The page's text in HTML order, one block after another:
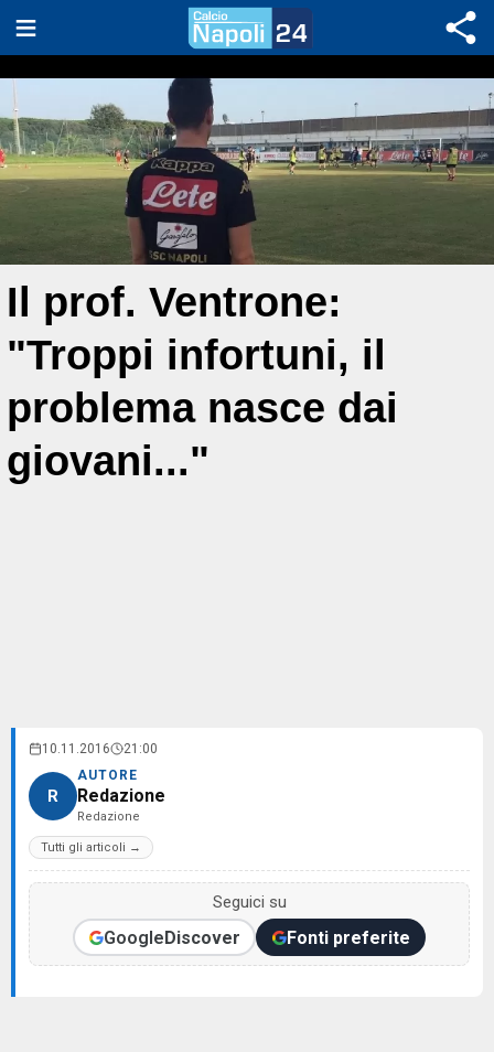
Il prof. Ventrone:
"Troppi infortuni, il
problema nasce dai
giovani..."
10.11.2016 21:00
R
AUTORE
Redazione
Redazione
Tutti gli articoli →
Seguici su
GoogleDiscover Fonti preferite